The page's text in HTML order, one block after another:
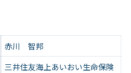
赤川 智邦
三井住友海上あいおい生命保険